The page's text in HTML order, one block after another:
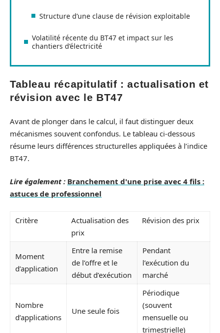
Structure d’une clause de révision exploitable
Volatilité récente du BT47 et impact sur les
chantiers d’électricité
Tableau récapitulatif : actualisation et
révision avec le BT47
Avant de plonger dans le calcul, il faut distinguer deux
mécanismes souvent confondus. Le tableau ci-dessous
résume leurs différences structurelles appliquées à l’indice
BT47.
Lire également : Branchement d'une prise avec 4 fils :
astuces de professionnel
Critère
Actualisation des
prix
Révision des prix
Moment
d’application
Entre la remise
de l’offre et le
début d’exécution
Pendant
l’exécution du
marché
Nombre
d’applications
Une seule fois
Périodique
(souvent
mensuelle ou
trimestrielle)